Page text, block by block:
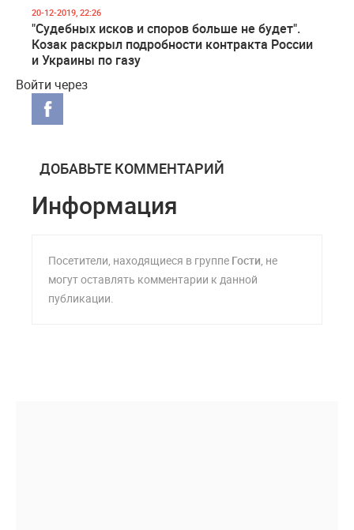
20-12-2019, 22:26
"Судебных исков и споров больше не будет".
Козак раскрыл подробности контракта России
и Украины по газу
Войти через
ДОБАВЬТЕ КОММЕНТАРИЙ
Информация
Посетители, находящиеся в группе Гости, не
могут оставлять комментарии к данной
публикации.